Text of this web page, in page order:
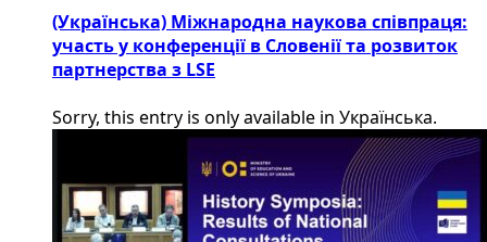
(Українська) Міжнародна наукова співпраця:
участь у конференції в Словенії та розвиток
партнерства з LSE
Sorry, this entry is only available in Українська.